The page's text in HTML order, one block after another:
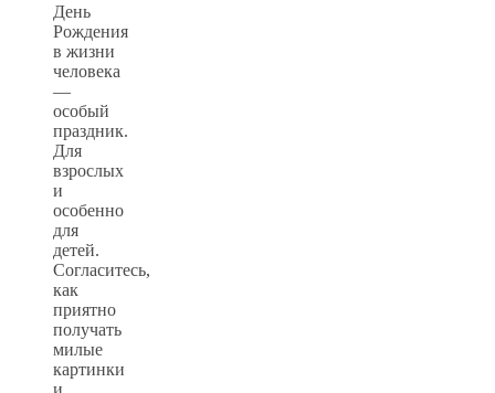
День
Рождения
в жизни
человека
—
особый
праздник.
Для
взрослых
и
особенно
для
детей.
Согласитесь,
как
приятно
получать
милые
картинки
и